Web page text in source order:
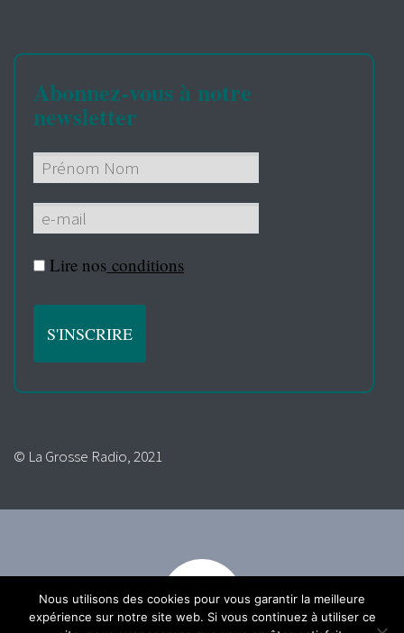
Abonnez-vous à notre
newsletter
Lire nos conditions
© La Grosse Radio, 2021
Nous utilisons des cookies pour vous garantir la meilleure
expérience sur notre site web. Si vous continuez à utiliser ce